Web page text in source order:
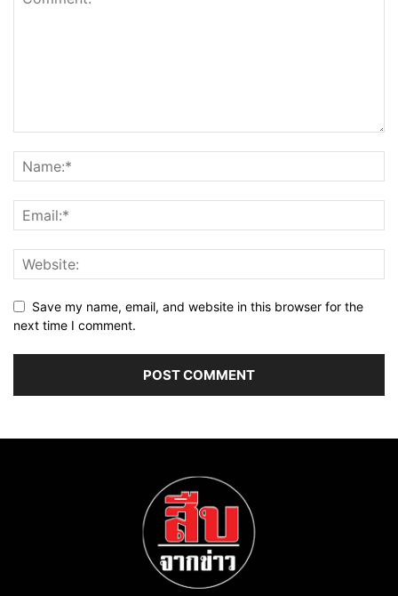
Save my name, email, and website in this browser for the
next time I comment.